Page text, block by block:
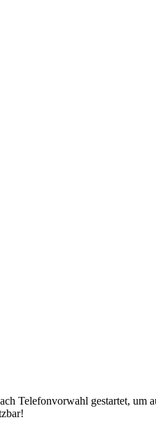
Telefonvorwahl gestartet,